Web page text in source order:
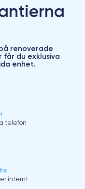
renoverade
får du exklusiva
enhet.
telefon
internt